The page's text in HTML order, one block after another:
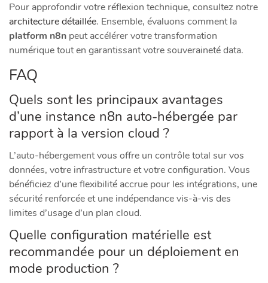
Pour approfondir votre réflexion technique, consultez notre
architecture détaillée. Ensemble, évaluons comment la
platform n8n peut accélérer votre transformation
numérique tout en garantissant votre souveraineté data.
FAQ
Quels sont les principaux avantages
d’une instance n8n auto-hébergée par
rapport à la version cloud ?
L’auto-hébergement vous offre un contrôle total sur vos
données, votre infrastructure et votre configuration. Vous
bénéficiez d’une flexibilité accrue pour les intégrations, une
sécurité renforcée et une indépendance vis-à-vis des
limites d’usage d’un plan cloud.
Quelle configuration matérielle est
recommandée pour un déploiement en
mode production ?